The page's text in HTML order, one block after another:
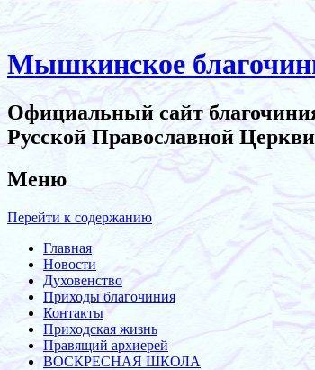
Мышкинское
Официальный сайт
Русской Православной
Меню
Перейти к содержанию
Главная
Новости
Духовенство
Приходы благочиния
Контакты
Приходская жизнь
Правящий архиерей
ВОСКРЕСНАЯ ШКОЛА